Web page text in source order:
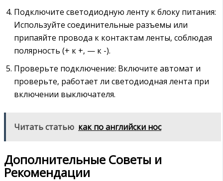
Подключите светодиодную ленту к блоку питания:
Используйте соединительные разъемы или
припаяйте провода к контактам ленты‚ соблюдая
полярность (+ к +‚ — к -).
Проверьте подключение: Включите автомат и
проверьте‚ работает ли светодиодная лента при
включении выключателя.
Читать статью как по английски нос
Дополнительные Советы и
Рекомендации